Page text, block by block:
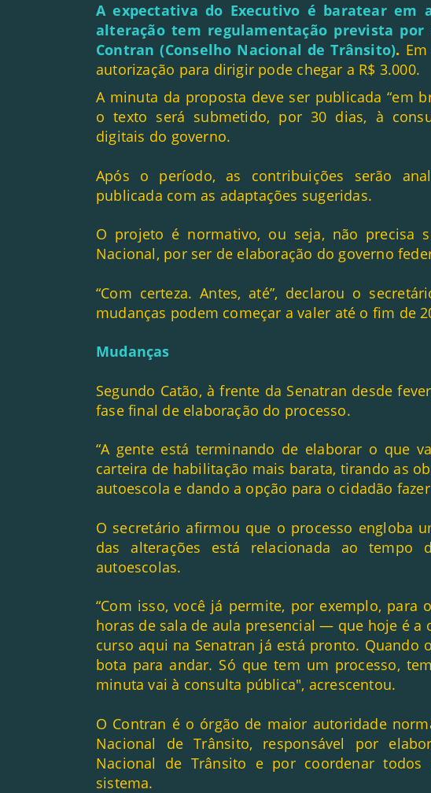
A expectativa do Executivo é baratear em
alteração tem regulamentação prevista por
Contran (Conselho Nacional de Trânsito).
autorização para dirigir pode chegar a R$ 3.000.
A minuta da proposta deve ser publicada “em
o texto será submetido, por 30 dias, à
digitais do governo.
Após o período, as contribuições serão
publicada com as adaptações sugeridas.
O projeto é normativo, ou seja, não precisa
Nacional, por ser de elaboração do governo
“Com certeza. Antes, até”, declarou o
mudanças podem começar a valer até o fim de
Mudanças
Segundo Catão, à frente da Senatran desde
fase final de elaboração do processo.
“A gente está terminando de elaborar o que
carteira de habilitação mais barata, tirando as
autoescola e dando a opção para o cidadão
O secretário afirmou que o processo engloba
das alterações está relacionada ao tempo
autoescolas.
“Com isso, você já permite, por exemplo, para
horas de sala de aula presencial — que hoje é a
curso aqui na Senatran já está pronto. Quando
bota para andar. Só que tem um processo,
minuta vai à consulta pública", acrescentou.
O Contran é o órgão de maior autoridade
Nacional de Trânsito, responsável por
Nacional de Trânsito e por coordenar
sistema.